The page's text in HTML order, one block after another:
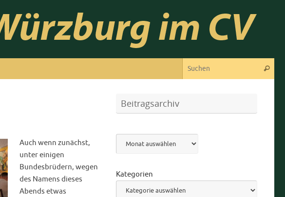
Suchen
Auch wenn zunächst,
unter einigen
Bundesbrüdern, wegen
des Namens dieses
Abends etwas
Beitragsarchiv
Archiv
Kategorien